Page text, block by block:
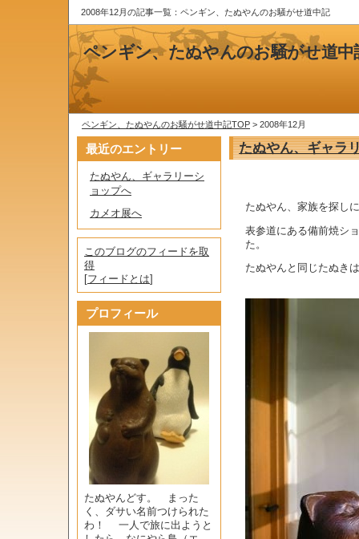
2008年12月の記事一覧：ペンギン、たぬやんのお騒がせ道中記
ペンギン、たぬやんのお騒がせ道中記TOP > 2008年12月
たぬやん、ギャラ
たぬやん、家族を探し
表参道にある備前焼シ
た。
たぬやんと同じたぬき
最近のエントリー
たぬやん、ギャラリーシ
ョップへ
カメオ展へ
このブログのフィードを取
得
[フィードとは]
プロフィール
たぬやんどす。 まった
く、ダサい名前つけられた
わ！ 一人で旅に出ようと
ペンギン、たぬやんのお騒がせ道中